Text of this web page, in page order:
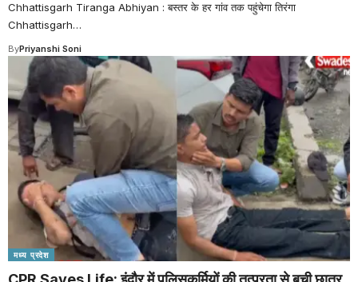
Chhattisgarh Tiranga Abhiyan : बस्तर के हर गांव तक पहुंचेगा तिरंगा
Chhattisgarh…
ByPriyanshi Soni
मध्य प्रदेश